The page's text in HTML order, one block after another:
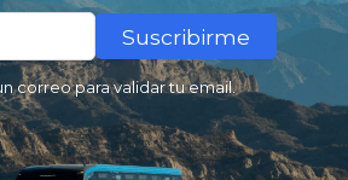
Suscribirme
correo para validar tu email.